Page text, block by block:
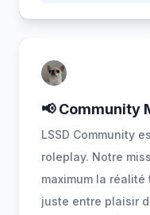
📢 Community
LSSD Community
roleplay. Notre
maximum la
juste entre plaisir